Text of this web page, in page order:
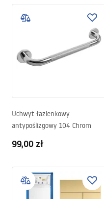
Uchwyt łazienkowy
antypoślizgowy 104 Chrom
99,00 zł